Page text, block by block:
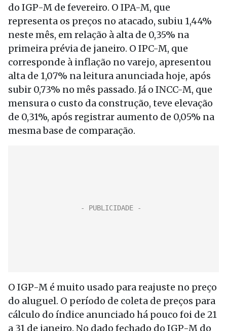
do IGP-M de fevereiro. O IPA-M, que
representa os preços no atacado, subiu 1,44%
neste mês, em relação à alta de 0,35% na
primeira prévia de janeiro. O IPC-M, que
corresponde à inflação no varejo, apresentou
alta de 1,07% na leitura anunciada hoje, após
subir 0,73% no mês passado. Já o INCC-M, que
mensura o custo da construção, teve elevação
de 0,31%, após registrar aumento de 0,05% na
mesma base de comparação.
O IGP-M é muito usado para reajuste no preço
do aluguel. O período de coleta de preços para
cálculo do índice anunciado há pouco foi de 21
a 31 de janeiro. No dado fechado do IGP-M do